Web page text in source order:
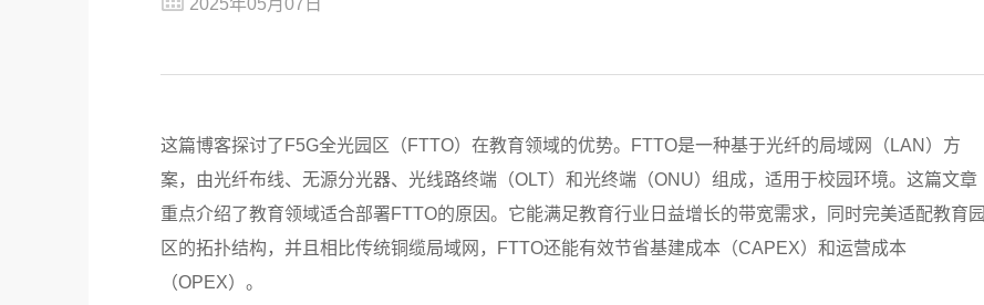
2025年05月07日
这篇博客探讨了F5G全光园区（FTTO）在教育领域的优势。FTTO是一种基于光纤的局域网（LAN）方
案，由光纤布线、无源分光器、光线路终端（OLT）和光终端（ONU）组成，适用于校园环境。这篇文章
重点介绍了教育领域适合部署FTTO的原因。它能满足教育行业日益增长的带宽需求，同时完美适配教育园
区的拓扑结构，并且相比传统铜缆局域网，FTTO还能有效节省基建成本（CAPEX）和运营成本
（OPEX）。